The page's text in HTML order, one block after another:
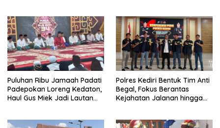
Puluhan Ribu Jamaah Padati
Padepokan Loreng Kedaton,
Haul Gus Miek Jadi Lautan
Polres Kediri Bentuk Tim Anti
Begal, Fokus Berantas
Kejahatan Jalanan hingga